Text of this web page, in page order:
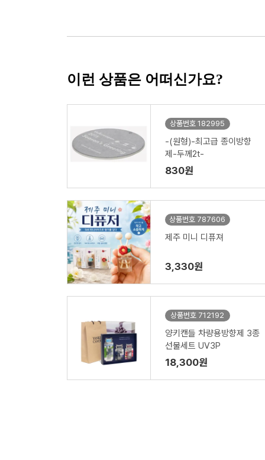
이런 상품은 어떠신가요?
상품번호 182995
-(원형)-최고급 종이방향
제-두께2t-
830원
상품번호 787606
제주 미니 디퓨져
3,330원
상품번호 712192
양키캔들 차량용방향제 3종
선물세트 UV3P
18,300원